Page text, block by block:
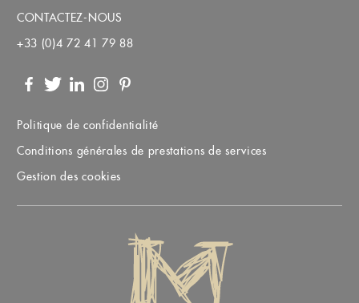
CONTACTEZ-NOUS
+33 (0)4 72 41 79 88
Politique de confidentialité
Conditions générales de prestations de services
Gestion des cookies